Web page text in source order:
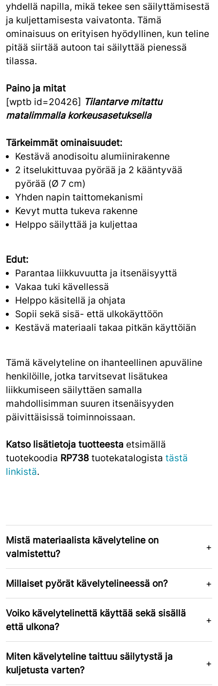
yhdellä napilla, mikä tekee sen säilyttämisestä
ja kuljettamisesta vaivatonta. Tämä
ominaisuus on erityisen hyödyllinen, kun teline
pitää siirtää autoon tai säilyttää pienessä
tilassa.
Paino ja mitat
[wptb id=20426] Tilantarve mitattu
matalimmalla korkeusasetuksella
Tärkeimmät ominaisuudet:
Kestävä anodisoitu alumiinirakenne
2 itselukittuvaa pyörää ja 2 kääntyvää
pyörää (Ø 7 cm)
Yhden napin taittomekanismi
Kevyt mutta tukeva rakenne
Helppo säilyttää ja kuljettaa
Edut:
Parantaa liikkuvuutta ja itsenäisyyttä
Vakaa tuki kävellessä
Helppo käsitellä ja ohjata
Sopii sekä sisä- että ulkokäyttöön
Kestävä materiaali takaa pitkän käyttöiän
Tämä kävelyteline on ihanteellinen apuväline
henkilöille, jotka tarvitsevat lisätukea
liikkumiseen säilyttäen samalla
mahdollisimman suuren itsenäisyyden
päivittäisissä toiminnoissaan.
Katso lisätietoja tuotteesta etsimällä
tuotekoodia RP738 tuotekatalogista tästä
linkistä.
Mistä materiaalista kävelyteline on
valmistettu?
Millaiset pyörät kävelytelineessä on?
Voiko kävelytelinettä käyttää sekä sisällä
että ulkona?
Miten kävelyteline taittuu säilytystä ja
kuljetusta varten?